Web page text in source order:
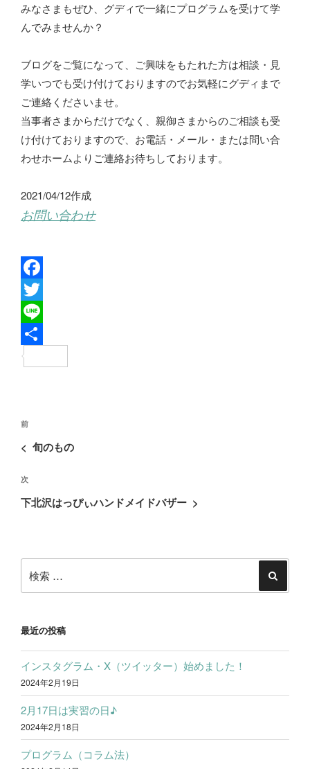
みなさまもぜひ、グディで一緒にプログラムを受けて学
んでみませんか？
ブログをご覧になって、ご興味をもたれた方は相談・見
学いつでも受け付けておりますのでお気軽にグディまで
ご連絡くださいませ。
当事者さまからだけでなく、親御さまからのご相談も受
け付けておりますので、お電話・メール・または問い合
わせホームよりご連絡お待ちしております。
2021/04/12作成
お問い合わせ
F
a
c
e
o
k
T
w
i
e
r
L
i
投
稿
ナ
ビ
ゲ
ー
ン
過
去
投
稿
前
< 旬のもの
次
の
次
下北沢はっぴぃハンドメイドバザー >
索:
索
最近の投稿
インスタグラム・X（ツイッター）始めました！
2024年2月19日
2月17日は実習の日♪
2024年2月18日
プログラム（コラム法）